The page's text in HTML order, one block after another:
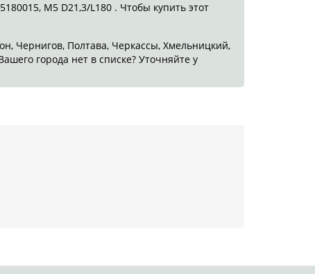
M5 D21,3/L180 . Чтобы купить этот
Чернигов, Полтава, Черкассы, Хмельницкий,
города нет в списке? Уточняйте у